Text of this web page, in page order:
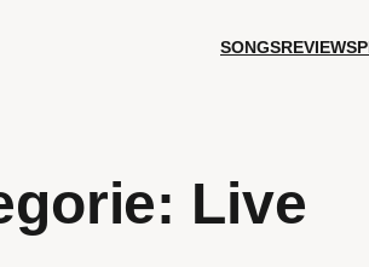
SONGSREVIEWS
Live